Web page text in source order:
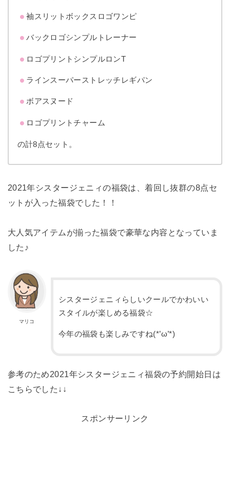
袖スリットボックスロゴワンピ
バックロゴシンプルトレーナー
ロゴプリントシンプルロンT
ラインスーパーストレッチレギパン
ボアスヌード
ロゴプリントチャーム
の計8点セット。
2021年シスタージェニィの福袋は、着回し抜群の8点セ
ットが入った福袋でした！！
大人気アイテムが揃った福袋で豪華な内容となっていま
した♪
マリコ
シスタージェニィらしいクールでかわいい
スタイルが楽しめる福袋☆
今年の福袋も楽しみですね(*’ω’*)
参考のため2021年シスタージェニィ福袋の予約開始日は
こちらでした↓↓
スポンサーリンク